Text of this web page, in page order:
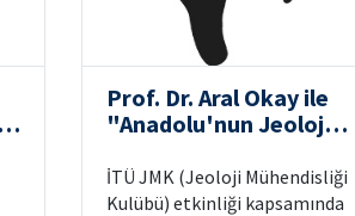
Prof. Dr. Aral Okay ile
"Anadolu'nun Jeolojik
söyleşi
İTÜ JMK (Jeoloji Mühendisliği
Kulübü) etkinliği kapsamında